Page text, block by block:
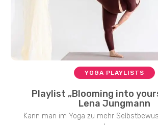
YOGA PLAYLISTS
Playlist „Blooming into
Lena Jungmann
Kann man im Yoga zu mehr